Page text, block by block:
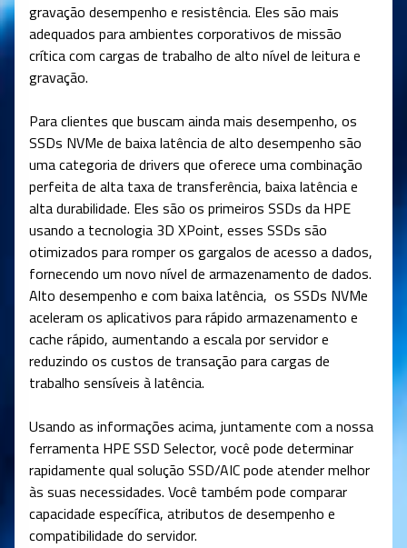
gravação desempenho e resistência. Eles são mais
adequados para ambientes corporativos de missão
crítica com cargas de trabalho de alto nível de leitura e
gravação.
Para clientes que buscam ainda mais desempenho, os
SSDs NVMe de baixa latência de alto desempenho são
uma categoria de drivers que oferece uma combinação
perfeita de alta taxa de transferência, baixa latência e
alta durabilidade. Eles são os primeiros SSDs da HPE
usando a tecnologia 3D XPoint, esses SSDs são
otimizados para romper os gargalos de acesso a dados,
fornecendo um novo nível de armazenamento de dados.
Alto desempenho e com baixa latência, os SSDs NVMe
aceleram os aplicativos para rápido armazenamento e
cache rápido, aumentando a escala por servidor e
reduzindo os custos de transação para cargas de
trabalho sensíveis à latência.
Usando as informações acima, juntamente com a nossa
ferramenta HPE SSD Selector, você pode determinar
rapidamente qual solução SSD/AIC pode atender melhor
às suas necessidades. Você também pode comparar
capacidade específica, atributos de desempenho e
compatibilidade do servidor.